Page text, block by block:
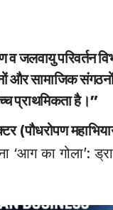
जलवायु परिवर्तन
और सामाजिक
प्राथमिकता है।”
(पौधरोपण
का गोला’: